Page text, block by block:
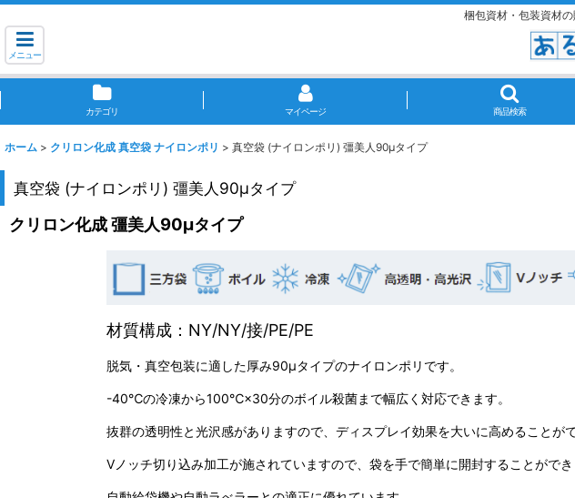
梱包資材・包装資材
メニュー
カテゴリ マイページ 商品検索
ホーム > クリロン化成 真空袋 ナイロンポリ > 真空袋 (ナイロンポリ) 彊美人90μタイプ
真空袋 (ナイロンポリ) 彊美人90μタイプ
クリロン化成 彊美人90μタイプ
材質構成：NY/NY/接/PE/PE
脱気・真空包装に適した厚み90μタイプのナイロンポリです。
-40℃の冷凍から100℃×30分のボイル殺菌まで幅広く対応できます。
抜群の透明性と光沢感がありますので、ディスプレイ効果を大いに高めることがで
Vノッチ切り込み加工が施されていますので、袋を手で簡単に開封することができ